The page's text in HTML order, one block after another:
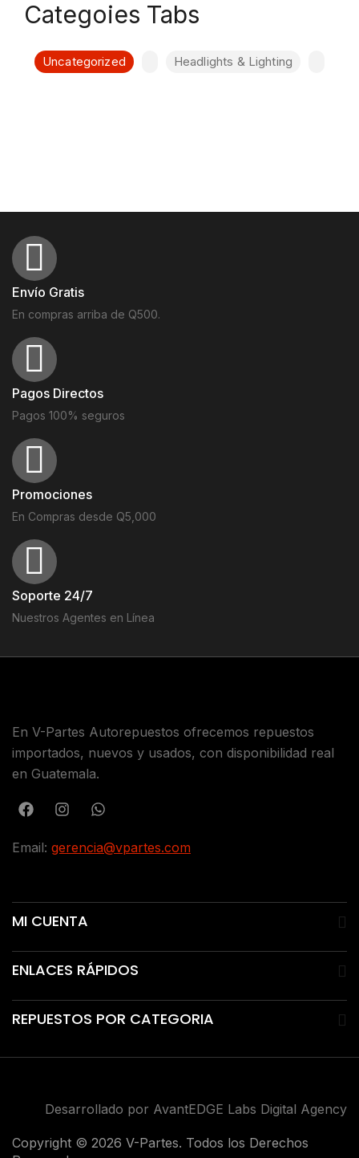
Categoies Tabs
Uncategorized Headlights & Lighting
Envío Gratis
En compras arriba de Q500.
Pagos Directos
Pagos 100% seguros
Promociones
En Compras desde Q5,000
Soporte 24/7
Nuestros Agentes en Línea
En V-Partes Autorepuestos ofrecemos repuestos
importados, nuevos y usados, con disponibilidad real
en Guatemala.
Email: gerencia@vpartes.com
MI CUENTA
ENLACES RÁPIDOS
REPUESTOS POR CATEGORIA
Copyright © 2026 V-Partes. Todos los Derechos
Desarrollado por AvantEDGE Labs Digital Agency